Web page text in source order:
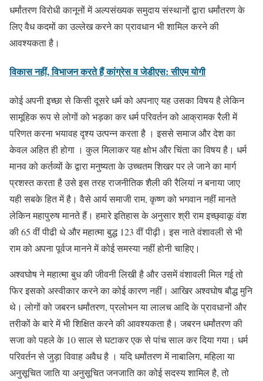
धर्मांतरण विरोधी कानूनों में अल्पसंख्यक समुदाय संस्थानों द्वारा धर्मांतरण के
लिए वैध कदमों का उल्लेख करने का प्रावधान भी शामिल करने की
आवश्यकता है।
विकास नहीं, विभाजन करते हैं कांग्रेस व जेडीएस: सीएम योगी
कोई अपनी इच्छा से किसी दूसरे धर्म को अपनाए यह उसका विषय है लेकिन
सामूहिक रूप से लोगों को भड़का कर धर्म परिवर्तन को आक्रामक रैली में
परिणत करना भयावह दृश्य उत्पन्न करता है । इससे समाज और देश का
केवल अहित ही होगा । कुल मिलाकर यह क्षोभ और चिंता का विषय है। धर्म
मानव को कर्तव्यों के द्वारा मनुष्यता के उच्चतम शिखर पर ले जाने का मार्ग
प्रशस्त करता है उसे इस तरह राजनीतिक शैली की रैलियां न बनाया जाए
यही सबके हित में है। वैसे आर्य समाजी राम, कृष्ण को भगवान नहीं मानते
लेकिन महापुरुष मानते हैं। हमारे इतिहास के अनुसार श्री राम इच्छ्वाकू वंश
की 65 वीं पीढी थे और महात्मा बुद्ध 123 वीं पीढ़ी। इस नाते वंशावली से भी
राम को अपना पूर्वज मानने में कोई समस्या नहीं होनी चाहिए।
अश्वघोष ने महात्मा बुध की जीवनी लिखी है और उसमें वंशावली मिल गई तो
फिर इसको अस्वीकार करने का कोई कारण नहीं। आखिर अश्वघोष बौद्ध मुनि
थे। लोगों को जबरन धर्मांतरण, प्रलोभन या लालच आदि के प्रावधानों और
तरीकों के बारे में भी शिक्षित करने की आवश्यकता है। जबरन धर्मांतरण की
सजा को पहले के 10 साल से घटाकर एक से पांच साल कर दिया गया। धर्म
परिवर्तन से जुड़ा विवाह अवैध है । यदि धर्मांतरण में नाबालिग, महिला या
अनुसूचित जाति या अनुसूचित जनजाति का कोई सदस्य शामिल है, तो